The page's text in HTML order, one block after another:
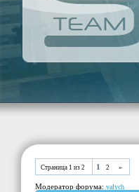
Страница 1 из 2 1 2 »
Модератор форума: valych